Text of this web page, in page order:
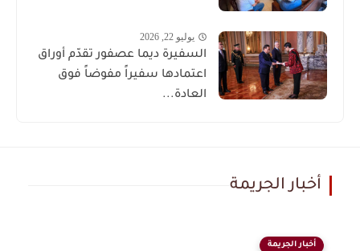
يوليو 22, 2026
السفيرة ديما عصفور تقدّم أوراق
اعتمادها سفيراً مفوضاً فوق
العادة...
أخبار الجريمة
أخبار الجريمة